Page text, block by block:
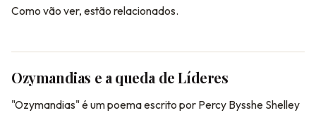
Como vão ver, estão relacionados.
Ozymandias e a queda de Líderes
"Ozymandias" é um poema escrito por Percy Bysshe Shelley